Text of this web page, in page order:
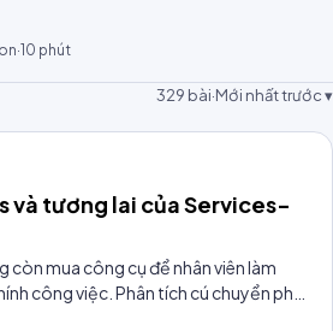
·10 phút
329 bài·Mới nhất trước ▾
và tương lai của Services-
còn mua công cụ để nhân viên làm
công việc. Phân tích cú chuyển pha